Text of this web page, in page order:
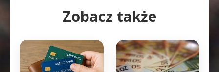
Zobacz także